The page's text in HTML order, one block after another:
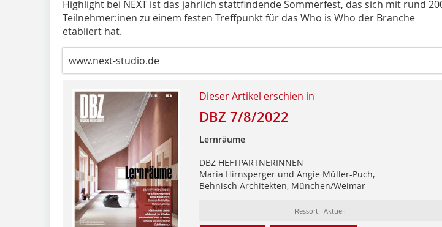
Highlight bei NEXT ist das jährlich stattfindende Sommerfest, das sich mit rund
Teilnehmer:inen zu einem festen Treffpunkt für das Who is Who der Branche
etabliert hat.
www.next-studio.de
Dieser Artikel erschien in
DBZ 7/8/2022
Lernräume
DBZ HEFTPARTNERINNEN
Maria Hirnsperger und Angie Müller-Puch,
Behnisch Architekten, München/Weimar
Ressort: Aktuell